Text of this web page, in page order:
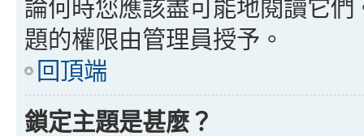
論何時您應該盡可能地閱讀它
題的權限由管理員授予。
回頂端
鎖定主題是甚麼？